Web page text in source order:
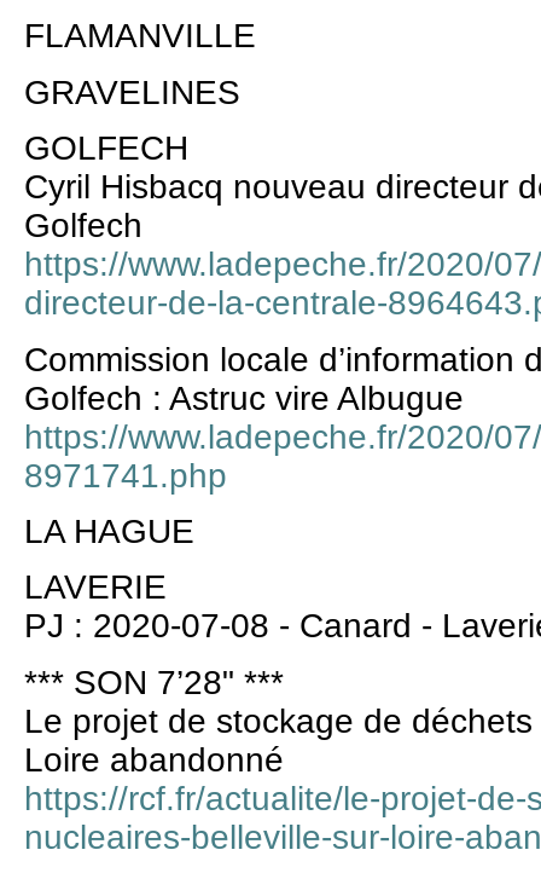
FLAMANVILLE
GRAVELINES
GOLFECH
Cyril Hisbacq nouveau directeur
Golfech
https://www.ladepeche.fr/2020/
directeur-de-la-centrale-
Commission locale d’information
Golfech : Astruc vire Albugue
https://www.ladepeche.fr/2020/
8971741.php
LA HAGUE
LAVERIE
PJ : 2020-07-08 - Canard -
*** SON 7’28" ***
Le projet de stockage de
Loire abandonné
https://rcf.fr/actualite/le-projet-
nucleaires-belleville-sur-loire-